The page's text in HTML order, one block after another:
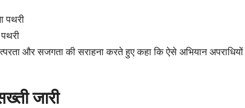
पथरी
और सजगता की सराहना करते हुए कहा कि ऐसे अभियान
जारी